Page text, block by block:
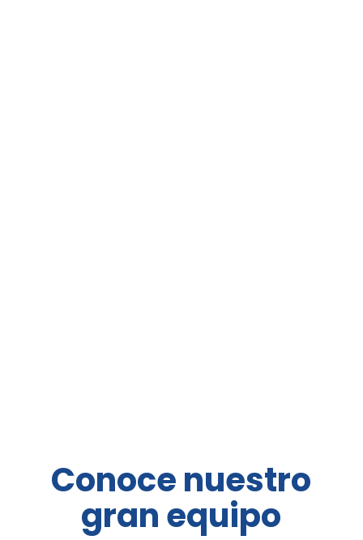
Conoce nuestro
gran equipo